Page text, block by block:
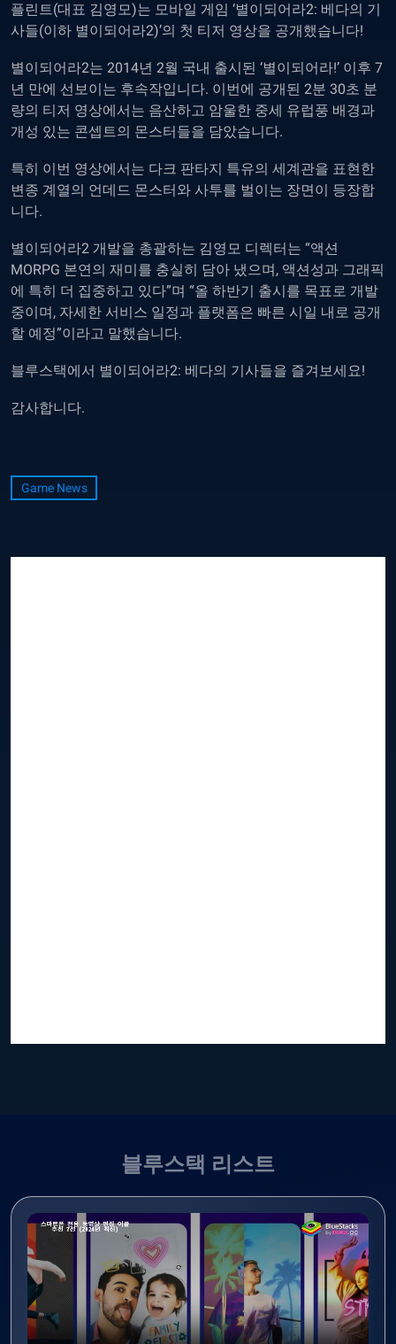
플린트(대표 김영모)는 모바일 게임 ‘별이되어라2: 베다의 기
사들(이하 별이되어라2)’의 첫 티저 영상을 공개했습니다!
별이되어라2는 2014년 2월 국내 출시된 ‘별이되어라!’ 이후 7
년 만에 선보이는 후속작입니다. 이번에 공개된 2분 30초 분
량의 티저 영상에서는 음산하고 암울한 중세 유럽풍 배경과
개성 있는 콘셉트의 몬스터들을 담았습니다.
특히 이번 영상에서는 다크 판타지 특유의 세계관을 표현한
변종 계열의 언데드 몬스터와 사투를 벌이는 장면이 등장합
니다.
별이되어라2 개발을 총괄하는 김영모 디렉터는 “액션
MORPG 본연의 재미를 충실히 담아 냈으며, 액션성과 그래픽
에 특히 더 집중하고 있다”며 “올 하반기 출시를 목표로 개발
중이며, 자세한 서비스 일정과 플랫폼은 빠른 시일 내로 공개
할 예정”이라고 말했습니다.
블루스택에서 별이되어라2: 베다의 기사들을 즐겨보세요!
감사합니다.
Game News
블루스택 리스트